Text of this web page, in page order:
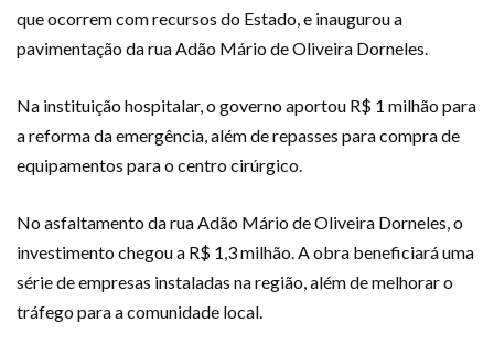
que ocorrem com recursos do Estado, e inaugurou a
pavimentação da rua Adão Mário de Oliveira Dorneles.
Na instituição hospitalar, o governo aportou R$ 1 milhão para
a reforma da emergência, além de repasses para compra de
equipamentos para o centro cirúrgico.
No asfaltamento da rua Adão Mário de Oliveira Dorneles, o
investimento chegou a R$ 1,3 milhão. A obra beneficiará uma
série de empresas instaladas na região, além de melhorar o
tráfego para a comunidade local.